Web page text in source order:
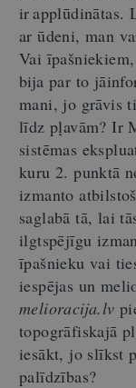
ir applūdinātas.
ar ūdeni, man
Vai
bija par to
mani, jo grāvis
līdz pļavām? Ir
sistēmas
kuru 2. punktā
izmanto
saglabā tā, lai
ilgtspējīgu
īpašnieku vai
iespējas un
melioracija.lv
topogrāfiskajā
iesākt, jo slīkst
palīdzības?